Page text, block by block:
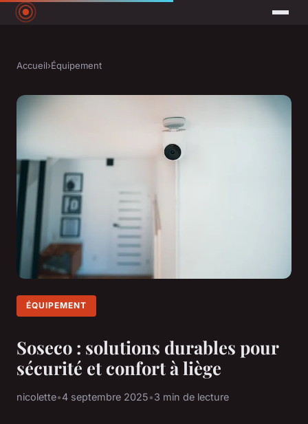
Accueil›Équipement
ÉQUIPEMENT
Soseco : solutions durables pour
sécurité et confort à liège
nicolette•4 septembre 2025•3 min de lecture